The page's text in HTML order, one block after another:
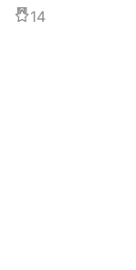
14